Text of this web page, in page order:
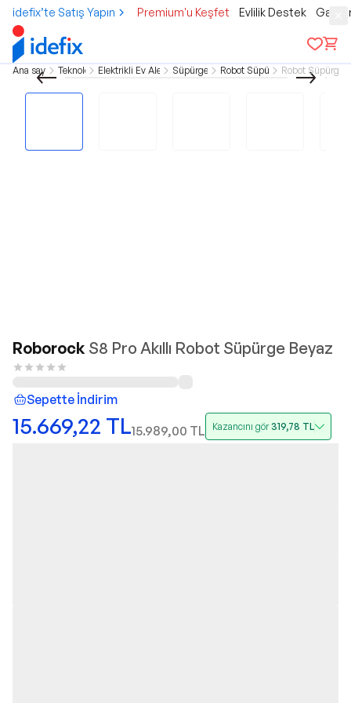
idefix’te Satış Yapın Premium'u Keşfet Evlilik Destek
Ana sayfa Teknoloji Elektrikli Ev AletleriSüpürgeler Robot SüpürgeRobot
Roborock S8 Pro Akıllı Robot Süpürge Beyaz
Sepette İndirim
15.669,22 TL15.989,00 TL Kazancını gör319,78 TL